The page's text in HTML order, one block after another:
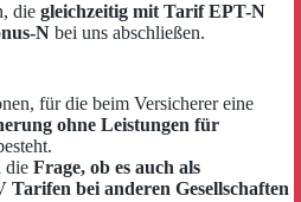
die gleichzeitig mit Tarif EPT-N
N bei uns abschließen.
für die beim Versicherer eine
ohne Leistungen für
die Frage, ob es auch als
bei anderen Gesellschaften